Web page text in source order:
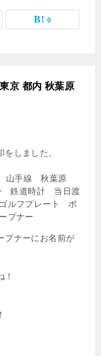
0
京 都内 秋葉原
しました。
プナーにお名前が